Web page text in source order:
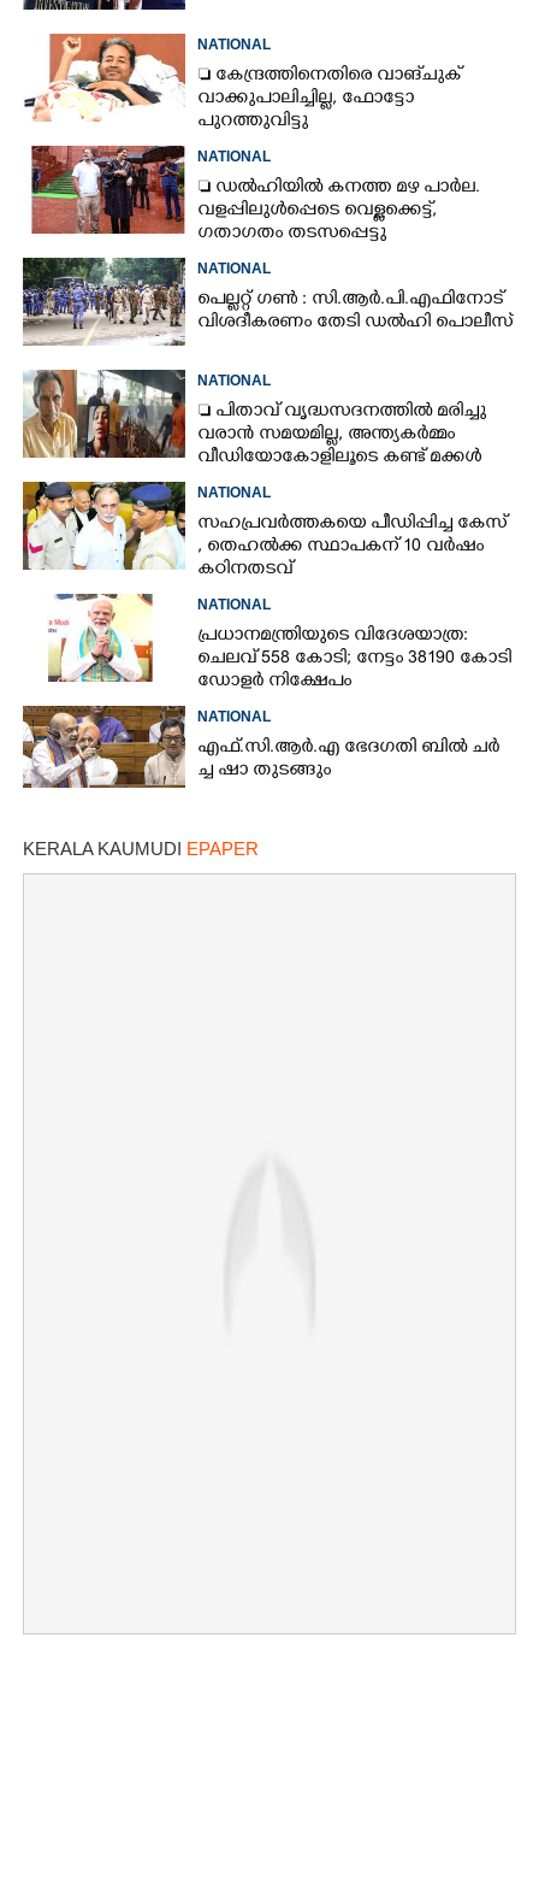
NATIONAL
 കേന്ദ്രത്തിനെതിരെ വാങ്‌ചുക്
വാക്കുപാലിച്ചില്ല, ഫോട്ടോ
പുറത്തുവിട്ടു
NATIONAL
 ഡൽഹിയിൽ കനത്ത മഴ പാർല.
വളപ്പിലുൾപ്പെടെ വെള്ളക്കെട്ട്,
ഗതാഗതം തടസപ്പെട്ടു
NATIONAL
പെല്ലറ്റ് ഗൺ : സി.ആർ.പി.എഫിനോട്
വിശദീകരണം തേടി ഡൽഹി പൊലീസ്
NATIONAL
 പിതാവ് വൃദ്ധസദനത്തിൽ മരിച്ചു
വരാൻ സമയമില്ല,​ അന്ത്യകർമ്മം
വീഡിയോകോളിലൂടെ കണ്ട് മക്കൾ
NATIONAL
സഹപ്രവർത്തകയെ പീഡിപ്പിച്ച കേസ്
, തെഹൽക്ക സ്ഥാപകന് 10 വർഷം
കഠിനതടവ്
NATIONAL
പ്രധാനമന്ത്രിയുടെ വിദേശയാത്ര:
ചെലവ് 558 കോടി; നേട്ടം 38190 കോടി
ഡോളർ നിക്ഷേപം
NATIONAL
എ​ഫ്.​സി.​ആ​ർ.​എ​ ​ഭേ​ദ​ഗ​തി​ ​ബിൽ ച​ർ​
ച്ച​ ​ഷാ​ ​തുടങ്ങും
KERALA KAUMUDI EPAPER